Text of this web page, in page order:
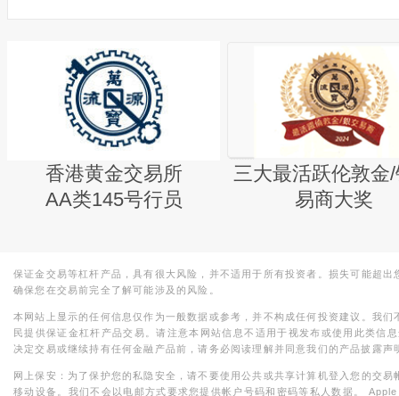
香港黄金交易所
AA类145号行员
三大最活跃伦敦金
易商大奖
保证金交易等杠杆产品，具有很大风险，并不适用于所有投资者。损失可能超
确保您在交易前完全了解可能涉及的风险。
本网站上显示的任何信息仅作为一般数据或参考，并不构成任何投资建议。我
民提供保证金杠杆产品交易。请注意本网站信息不适用于视发布或使用此类信
决定交易或继续持有任何金融产品前，请务必阅读理解并同意我们的产品披露声
网上保安：为了保护您的私隐安全，请不要使用公共或共享计算机登入您的交
移动设备。我们不会以电邮方式要求您提供帐户号码和密码等私人数据。